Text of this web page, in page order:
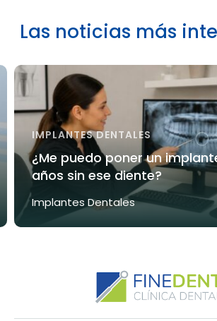
Las noticias más
IMPLANTES DENTALES
¿Me puedo poner un
años sin ese diente?
Implantes Dentales